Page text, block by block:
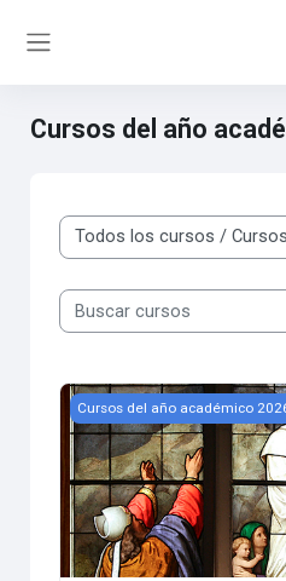
Cursos del año
Categorías
Buscar cursos
Introducción al Antiguo
Cursos del año académico